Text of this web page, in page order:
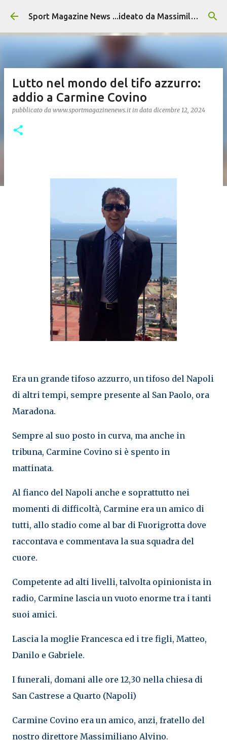
Passa ai contenuti principali Sport Magazine News ...ideato da Massimiliano Alvino
Lutto nel mondo del tifo azzurro:
addio a Carmine Covino
pubblicato da www.sportmagazinenews.it in data dicembre 12, 2024
Era un grande tifoso azzurro, un tifoso del Napoli
di altri tempi, sempre presente al San Paolo, ora
Maradona.
Sempre al suo posto in curva, ma anche in
tribuna, Carmine Covino si è spento in
mattinata.
Al fianco del Napoli anche e soprattutto nei
momenti di difficoltà, Carmine era un amico di
tutti, allo stadio come al bar di Fuorigrotta dove
raccontava e commentava la sua squadra del
cuore.
Competente ad alti livelli, talvolta opinionista in
radio, Carmine lascia un vuoto enorme tra i tanti
suoi amici.
Lascia la moglie Francesca ed i tre figli, Matteo,
Danilo e Gabriele.
I funerali, domani alle ore 12,30 nella chiesa di
San Castrese a Quarto (Napoli)
Carmine Covino era un amico, anzi, fratello del
nostro direttore Massimiliano Alvino.